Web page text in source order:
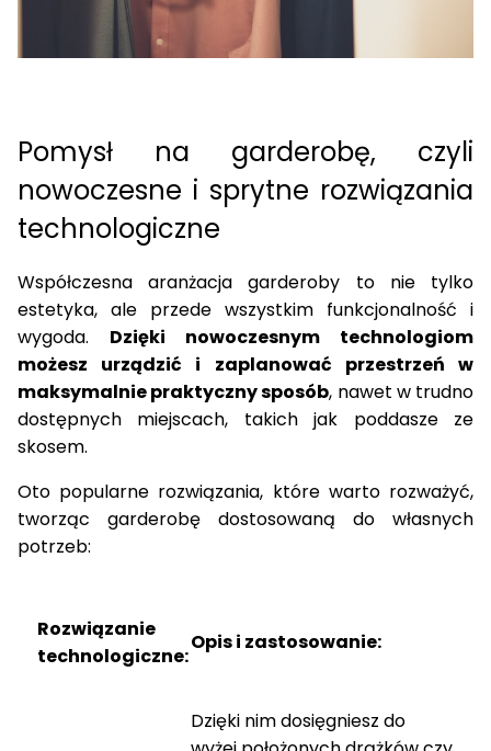
Pomysł na garderobę, czyli
nowoczesne i sprytne rozwiązania
technologiczne
Współczesna aranżacja garderoby to nie tylko
estetyka, ale przede wszystkim funkcjonalność i
wygoda. Dzięki nowoczesnym technologiom
możesz urządzić i zaplanować przestrzeń w
maksymalnie praktyczny sposób, nawet w trudno
dostępnych miejscach, takich jak poddasze ze
skosem.
Oto popularne rozwiązania, które warto rozważyć,
tworząc garderobę dostosowaną do własnych
potrzeb:
Rozwiązanie
technologiczne:
Opis i zastosowanie:
Dzięki nim dosięgniesz do